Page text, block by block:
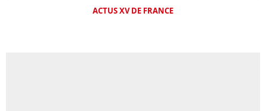
ACTUS XV DE FRANCE